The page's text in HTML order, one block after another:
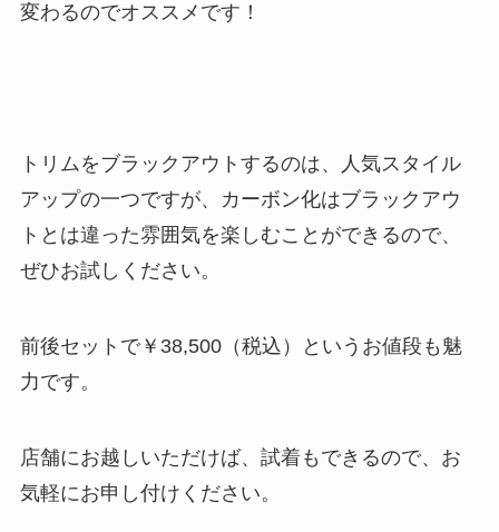
変わるのでオススメです！
トリムをブラックアウトするのは、人気スタイル
アップの一つですが、カーボン化はブラックアウ
トとは違った雰囲気を楽しむことができるので、
ぜひお試しください。
前後セットで￥38,500（税込）というお値段も魅
力です。
店舗にお越しいただけば、試着もできるので、お
気軽にお申し付けください。